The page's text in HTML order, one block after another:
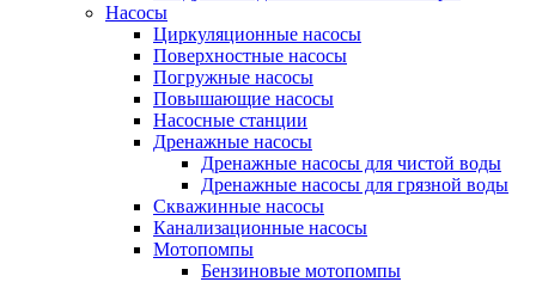
Насосы
Циркуляционные насосы
Поверхностные насосы
Погружные насосы
Повышающие насосы
Насосные станции
Дренажные насосы
Дренажные насосы для чистой воды
Дренажные насосы для грязной воды
Скважинные насосы
Канализационные насосы
Мотопомпы
Бензиновые мотопомпы